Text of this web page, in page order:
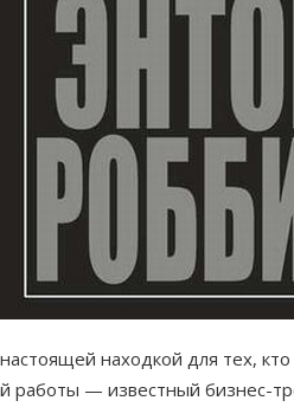
настоящей находкой для тех,
работы — известный бизнес-